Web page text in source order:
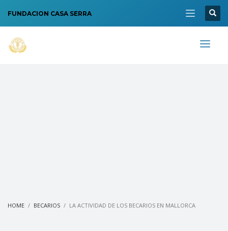
FUNDACION CASA SERRA
HOME BECARIOS LA ACTIVIDAD DE LOS BECARIOS EN MALLORCA